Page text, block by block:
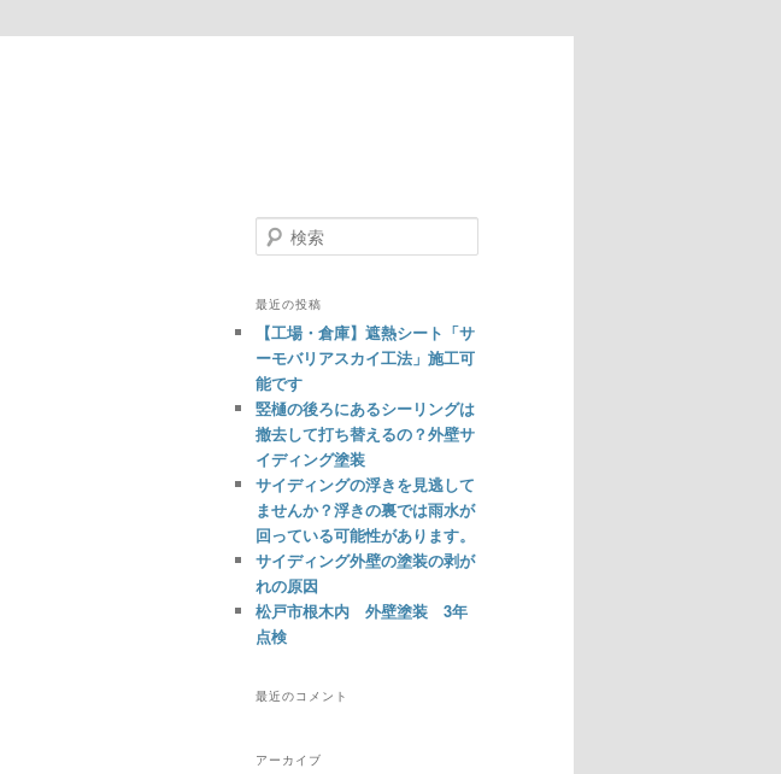
検
索
最近の投稿
【工場・倉庫】遮熱シート「サ
ーモバリアスカイ工法」施工可
能です
竪樋の後ろにあるシーリングは
撤去して打ち替えるの？外壁サ
イディング塗装
サイディングの浮きを見逃して
ませんか？浮きの裏では雨水が
回っている可能性があります。
サイディング外壁の塗装の剥が
れの原因
松戸市根木内 外壁塗装 3年
点検
最近のコメント
アーカイブ